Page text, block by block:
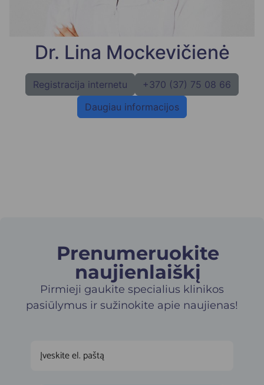
Dr. Lina Mockevičienė
Registracija internetu
+370 (37) 75 08 66
Daugiau informacijos
Prenumeruokite
naujienlaiškį​
Pirmieji gaukite specialius klinikos
pasiūlymus ir sužinokite apie naujienas!